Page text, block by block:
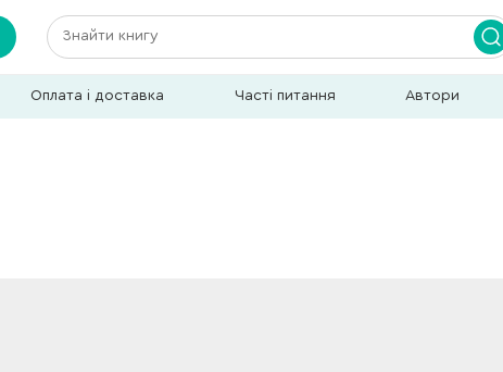
Оплата і доставка Часті питання Автори